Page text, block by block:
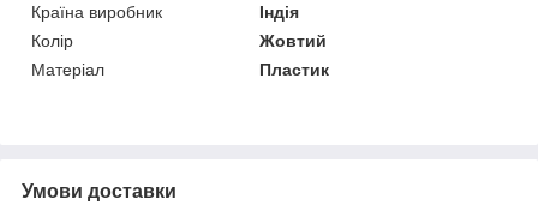
Країна виробник
Індія
Колір
Жовтий
Матеріал
Пластик
Умови доставки